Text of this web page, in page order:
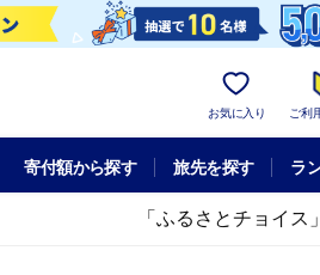
お気に入り ご利
寄付額から探す 旅先を探す ラ
「ふるさとチョイ